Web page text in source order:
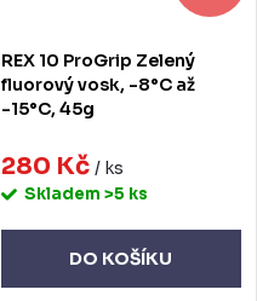
REX 10 ProGrip Zelený
fluorový vosk, -8°C až
-15°C, 45g
280 Kč / ks
Skladem >5 ks
DO KOŠÍKU